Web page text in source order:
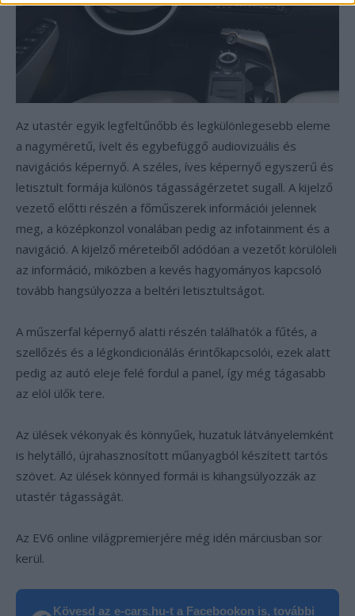
Az utastér egyik legfeltűnőbb és legkülönlegesebb eleme
a nagyméretű, ívelt és egybefüggő audiovizuális és
navigációs képernyő. A széles, íves képernyő egyszerű és
letisztult formája különös tágasságérzetet sugall. A kijelző
vezető előtti részén a főműszerek információi jelennek
meg, a középkonzol vonalában pedig az infotainment és a
navigáció. A kijelző méreteiből adódóan a vezetőt körülöleli
az információ, miközben a kevés hagyományos kapcsoló
tovább hangsúlyozza a beltéri letisztultságot.
A műszerfal képernyő alatti részén találhatók a fűtés, a
szellőzés és a légkondicionálás érintőkapcsolói, ezek alatt
pedig az autó eleje felé fordul a panel, így még tágasabb
az elöl ülők tere.
Az ülések vékonyak és könnyűek, huzatuk látványelemként
is helytálló, újrahasznosított műanyagból készített tartós
szövet. Az ülések könnyed formái is kihangsúlyozzák az
utastér tágasságát.
Az EV6 online világpremierjére még idén márciusban sor
kerül.
Kövesd az e-cars.hu-t a Facebookon is, további